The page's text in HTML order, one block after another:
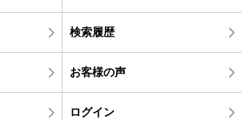
検索履歴
お客様の声
ログイン